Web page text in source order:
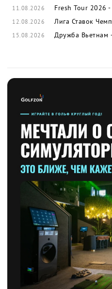
11.08.2026 Fresh Tour 2026 -
12.08.2026 Лига Ставок
15.08.2026 Дружба Вьетнам